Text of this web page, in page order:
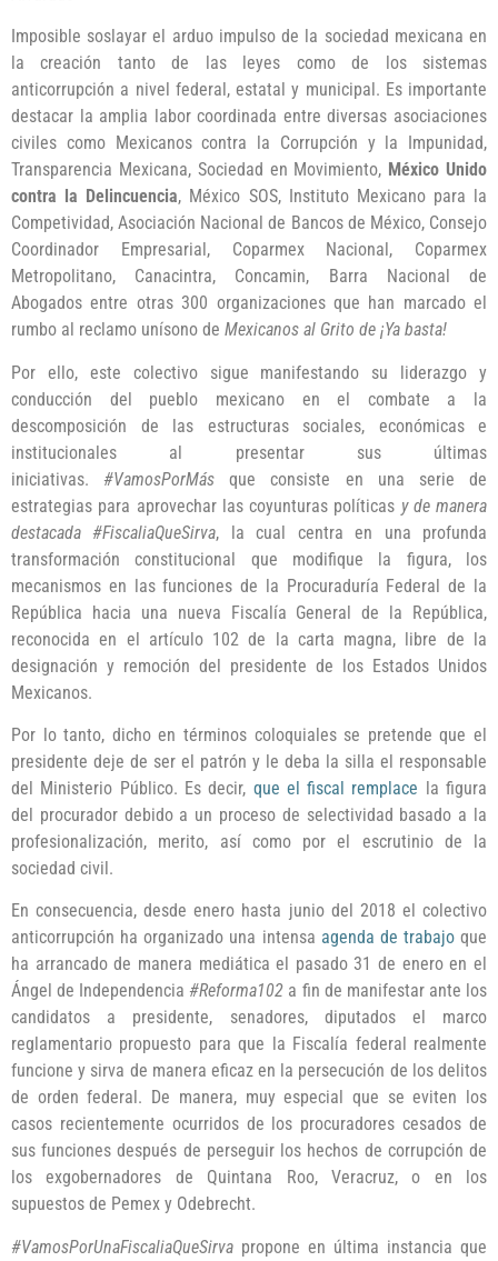
Imposible soslayar el arduo impulso de la sociedad mexicana en
la creación tanto de las leyes como de los sistemas
anticorrupción a nivel federal, estatal y municipal. Es importante
destacar la amplia labor coordinada entre diversas asociaciones
civiles como Mexicanos contra la Corrupción y la Impunidad,
Transparencia Mexicana, Sociedad en Movimiento, México Unido
contra la Delincuencia, México SOS, Instituto Mexicano para la
Competividad, Asociación Nacional de Bancos de México, Consejo
Coordinador Empresarial, Coparmex Nacional, Coparmex
Metropolitano, Canacintra, Concamin, Barra Nacional de
Abogados entre otras 300 organizaciones que han marcado el
rumbo al reclamo unísono de Mexicanos al Grito de ¡Ya basta!
Por ello, este colectivo sigue manifestando su liderazgo y
conducción del pueblo mexicano en el combate a la
descomposición de las estructuras sociales, económicas e
institucionales al presentar sus últimas
iniciativas. #VamosPorMás que consiste en una serie de
estrategias para aprovechar las coyunturas políticas y de manera
destacada #FiscaliaQueSirva, la cual centra en una profunda
transformación constitucional que modifique la figura, los
mecanismos en las funciones de la Procuraduría Federal de la
República hacia una nueva Fiscalía General de la República,
reconocida en el artículo 102 de la carta magna, libre de la
designación y remoción del presidente de los Estados Unidos
Mexicanos.
Por lo tanto, dicho en términos coloquiales se pretende que el
presidente deje de ser el patrón y le deba la silla el responsable
del Ministerio Público. Es decir, que el fiscal remplace la figura
del procurador debido a un proceso de selectividad basado a la
profesionalización, merito, así como por el escrutinio de la
sociedad civil.
En consecuencia, desde enero hasta junio del 2018 el colectivo
anticorrupción ha organizado una intensa agenda de trabajoque
ha arrancado de manera mediática el pasado 31 de enero en el
Ángel de Independencia #Reforma102 a fin de manifestar ante los
candidatos a presidente, senadores, diputados el marco
reglamentario propuesto para que la Fiscalía federal realmente
funcione y sirva de manera eficaz en la persecución de los delitos
de orden federal. De manera, muy especial que se eviten los
casos recientemente ocurridos de los procuradores cesados de
sus funciones después de perseguir los hechos de corrupción de
los exgobernadores de Quintana Roo, Veracruz, o en los
supuestos de Pemex y Odebrecht.
#VamosPorUnaFiscaliaQueSirva propone en última instancia que